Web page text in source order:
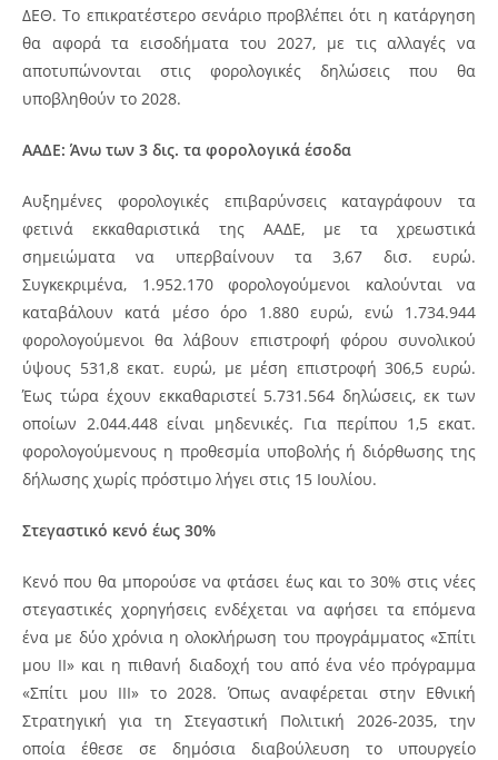
ΔΕΘ. Το επικρατέστερο σενάριο προβλέπει ότι η κατάργηση
θα αφορά τα εισοδήματα του 2027, με τις αλλαγές να
αποτυπώνονται στις φορολογικές δηλώσεις που θα
υποβληθούν το 2028.
ΑΑΔΕ: Άνω των 3 δις. τα φορολογικά έσοδα
Αυξημένες φορολογικές επιβαρύνσεις καταγράφουν τα
φετινά εκκαθαριστικά της ΑΑΔΕ, με τα χρεωστικά
σημειώματα να υπερβαίνουν τα 3,67 δισ. ευρώ.
Συγκεκριμένα, 1.952.170 φορολογούμενοι καλούνται να
καταβάλουν κατά μέσο όρο 1.880 ευρώ, ενώ 1.734.944
φορολογούμενοι θα λάβουν επιστροφή φόρου συνολικού
ύψους 531,8 εκατ. ευρώ, με μέση επιστροφή 306,5 ευρώ.
Έως τώρα έχουν εκκαθαριστεί 5.731.564 δηλώσεις, εκ των
οποίων 2.044.448 είναι μηδενικές. Για περίπου 1,5 εκατ.
φορολογούμενους η προθεσμία υποβολής ή διόρθωσης της
δήλωσης χωρίς πρόστιμο λήγει στις 15 Ιουλίου.
Στεγαστικό κενό έως 30%
Κενό που θα μπορούσε να φτάσει έως και το 30% στις νέες
στεγαστικές χορηγήσεις ενδέχεται να αφήσει τα επόμενα
ένα με δύο χρόνια η ολοκλήρωση του προγράμματος «Σπίτι
μου ΙΙ» και η πιθανή διαδοχή του από ένα νέο πρόγραμμα
«Σπίτι μου ΙΙΙ» το 2028. Όπως αναφέρεται στην Εθνική
Στρατηγική για τη Στεγαστική Πολιτική 2026-2035, την
οποία έθεσε σε δημόσια διαβούλευση το υπουργείο